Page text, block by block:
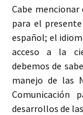
Cabe
para el
español; el
acceso a la
debemos de
manejo de las
Comunicación
desarrollos de